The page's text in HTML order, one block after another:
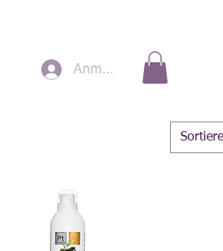
Anmelden